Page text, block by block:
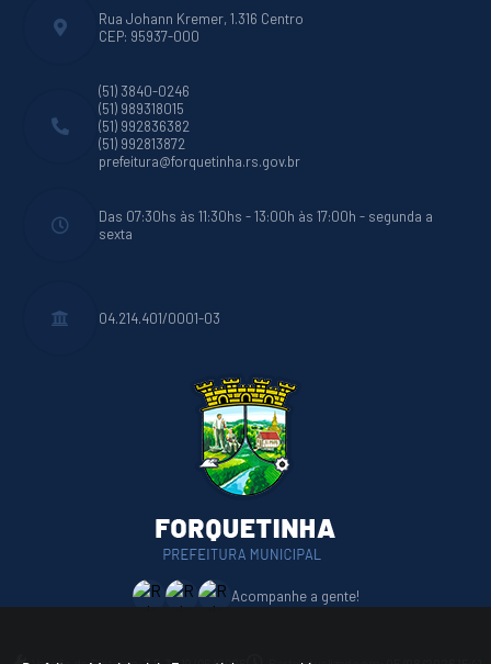
Acompanhe a gente!
Rua Johann Kremer, 1.316 Centro
CEP: 95937-000
(51) 3840-0246
(51) 989318015
(51) 992836382
(51) 992813872
prefeitura@forquetinha.rs.gov.br
Das 07:30hs às 11:30hs - 13:00h às 17:00h - segunda a
sexta
04.214.401/0001-03